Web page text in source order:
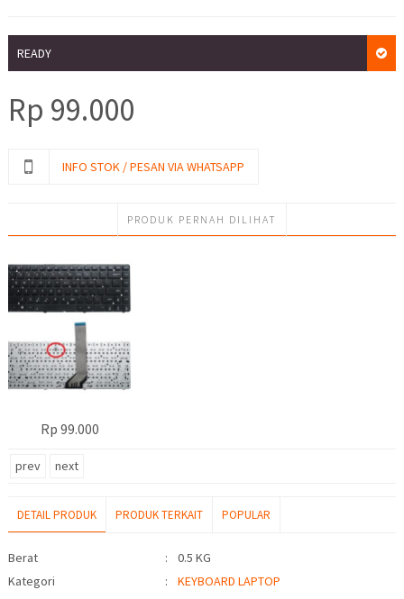
READY
Rp 99.000
INFO STOK / PESAN VIA WHATSAPP
PRODUK PERNAH DILIHAT
Rp 99.000
prev next
DETAIL PRODUK PRODUK TERKAIT POPULAR
Detail Produk
Berat :
0.5 KG
Kategori
: KEYBOARD LAPTOP